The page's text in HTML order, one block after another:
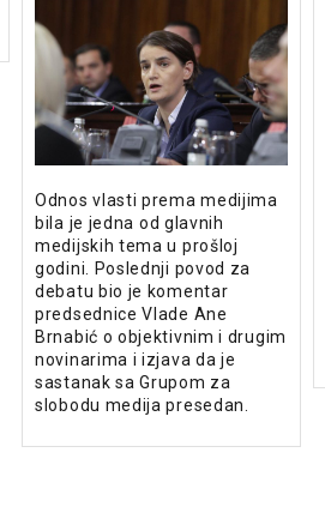
Odnos vlasti prema medijima
bila je jedna od glavnih
medijskih tema u prošloj
godini. Poslednji povod za
debatu bio je komentar
predsednice Vlade Ane
Brnabić o objektivnim i drugim
novinarima i izjava da je
sastanak sa Grupom za
slobodu medija presedan.